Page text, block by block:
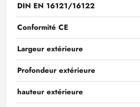
DIN EN 16121/16122
Conformité CE
Largeur extérieure
Profondeur extérieure
hauteur extérieure